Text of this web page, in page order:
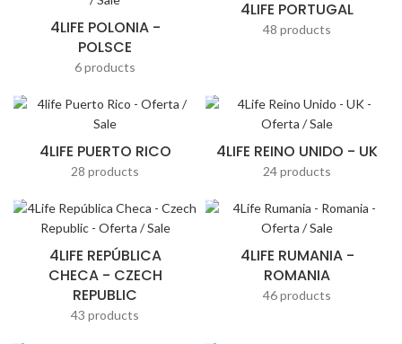
4LIFE POLONIA -
POLSCE
6 products
4LIFE PORTUGAL
48 products
4LIFE PUERTO RICO
28 products
4LIFE REINO UNIDO - UK
24 products
4LIFE REPÚBLICA
CHECA - CZECH
REPUBLIC
43 products
4LIFE RUMANIA -
ROMANIA
46 products